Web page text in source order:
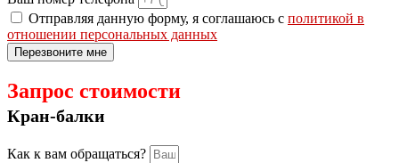
Отправляя данную форму, я соглашаюсь с политикой в
отношении персональных данных
Перезвоните мне
Запрос стоимости
Кран-балки
Как к вам обращаться?